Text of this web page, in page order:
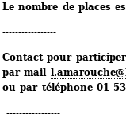
Le nombre de places
-----------------
Contact pour
par mail
ou par téléphone 01
-----------------